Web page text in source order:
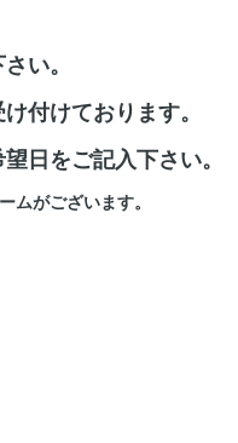
い。
付けております。
日をご記入下さい。
ムがございます。